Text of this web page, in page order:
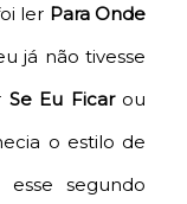
ler Para Onde
já não tivesse
Se Eu Ficar ou
o estilo de
segundo